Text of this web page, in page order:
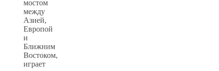
мостом
между
Азией,
Европой
и
Ближним
Востоком,
играет